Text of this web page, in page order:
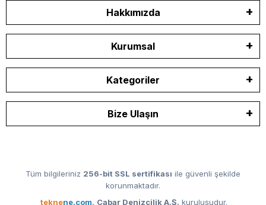
Hakkımızda
Kurumsal
Kategoriler
Bize Ulaşın
Tüm bilgileriniz 256-bit SSL sertifikası ile güvenli şekilde
korunmaktadır.
teknene.com, Cabar Denizcilik A.Ş. kuruluşudur.